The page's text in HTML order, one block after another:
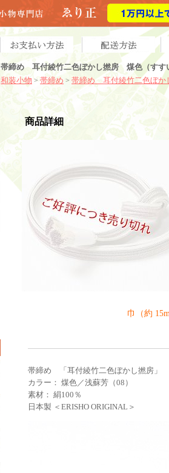
帯締め 耳付綾竹二色ぼかし撚房 煤色（すす
和装小物 > 帯締め > 帯締め 耳付綾竹二色ぼか
商品詳細
巾（約
帯締め 「耳付綾竹二色ぼかし撚房」
カラー： 煤色／浅蘇芳（08）
素材： 絹100％
日本製 ＜ERISHO ORIGINAL＞